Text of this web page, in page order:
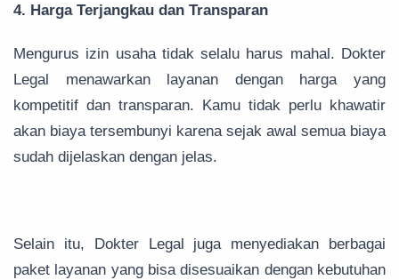
4. Harga Terjangkau dan Transparan
Mengurus izin usaha tidak selalu harus mahal. Dokter
Legal menawarkan layanan dengan harga yang
kompetitif dan transparan. Kamu tidak perlu khawatir
akan biaya tersembunyi karena sejak awal semua biaya
sudah dijelaskan dengan jelas.
Selain itu, Dokter Legal juga menyediakan berbagai
paket layanan yang bisa disesuaikan dengan kebutuhan